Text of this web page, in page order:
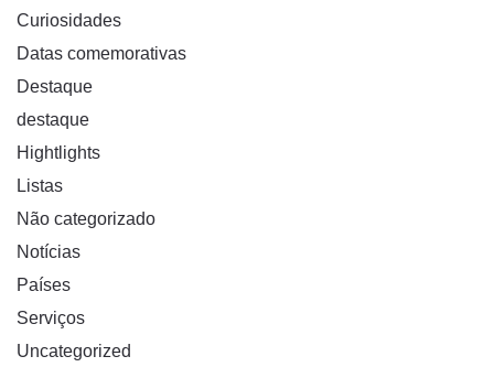
Curiosidades
Datas comemorativas
Destaque
destaque
Hightlights
Listas
Não categorizado
Notícias
Países
Serviços
Uncategorized